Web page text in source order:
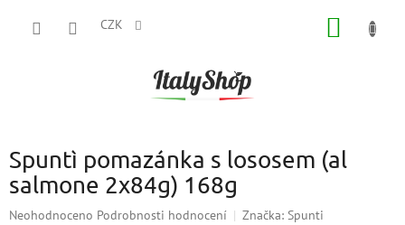
CZK
Spuntì pomazánka s lososem (al
salmone 2x84g) 168g
Průměrné
Neohodnoceno Podrobnosti hodnocení Značka: Spunti